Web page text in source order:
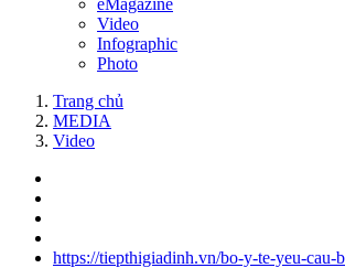
eMagazine
Video
Infographic
Photo
Trang chủ
MEDIA
Video
https://tiepthigiadinh.vn/bo-y-te-yeu-cau-